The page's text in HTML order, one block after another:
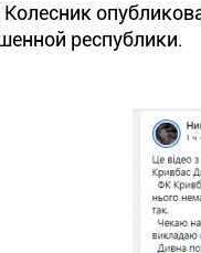
республики.